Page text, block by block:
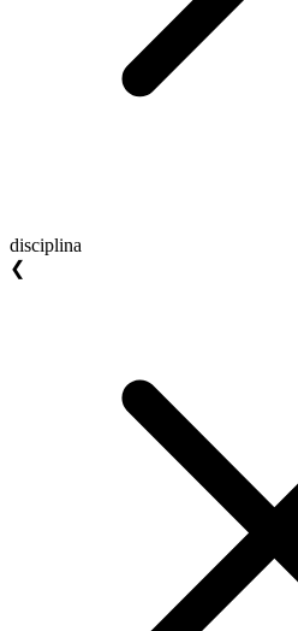
disciplina
❮